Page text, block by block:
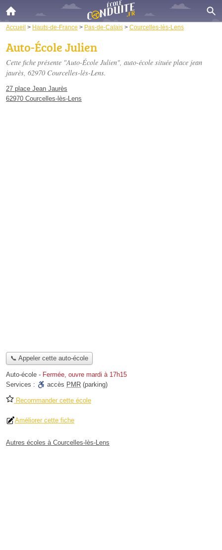
Accueil > Hauts-de-France > Pas-de-Calais > Courcelles-lès-Lens
Auto-École Julien
Cette fiche présente "Auto-École Julien", auto-école située place jean
jaurès, 62970 Courcelles-lès-Lens.
27 place Jean Jaurès
62970 Courcelles-lès-Lens
📞 Appeler cette auto-école
Auto-école - Fermée, ouvre mardi à 17h15
Services :
accès PMR (parking)
Recommander cette école
Améliorer cette fiche
Autres écoles à Courcelles-lès-Lens